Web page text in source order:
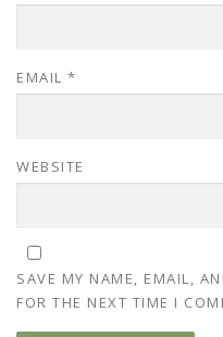
EMAIL *
WEBSITE
SAVE MY NAME, EMAIL,
FOR THE NEXT TIME I